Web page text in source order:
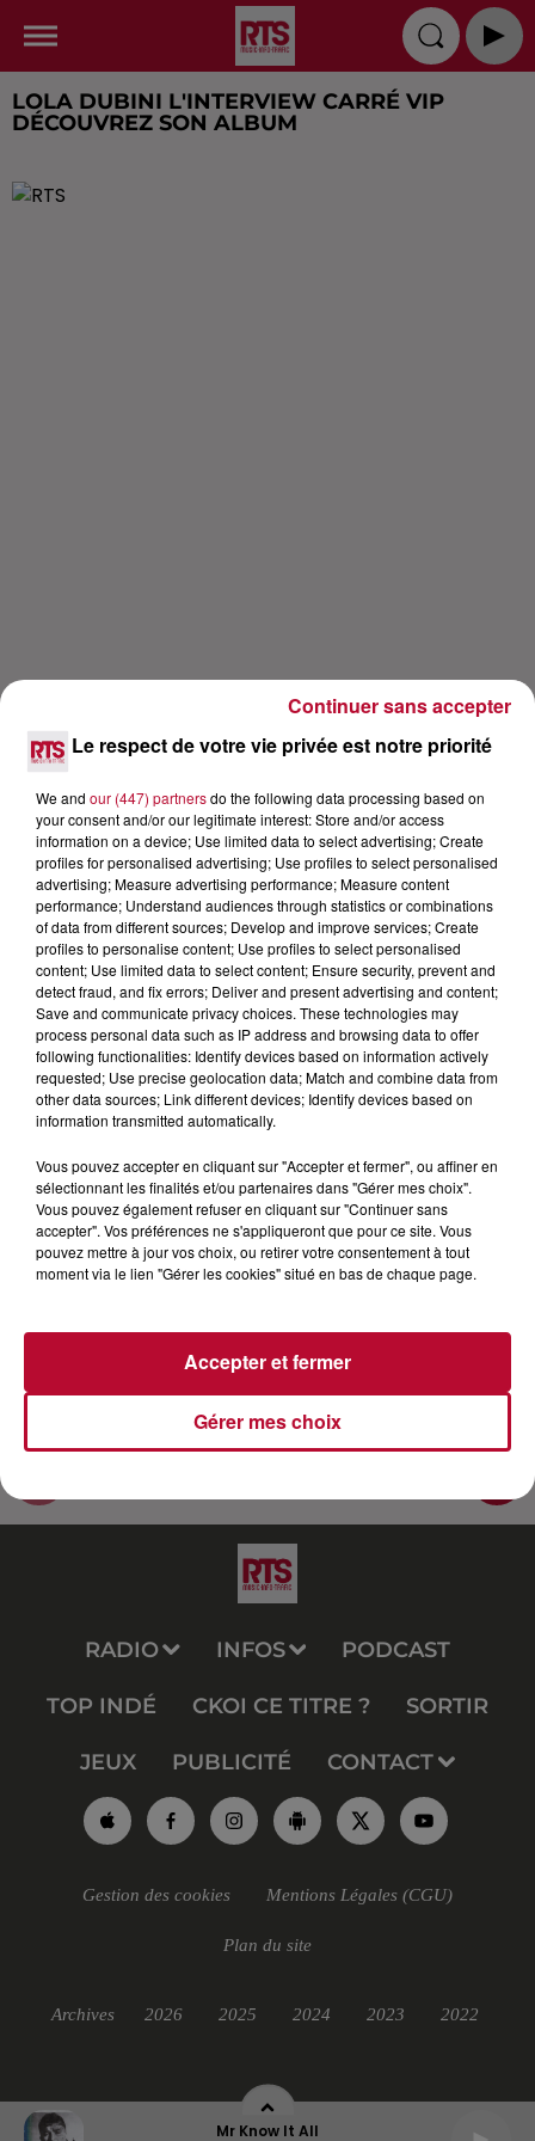
Mr Know It All
LOLA DUBINI L'INTERVIEW CARRÉ VIP
DÉCOUVREZ SON ALBUM
Lecture (39 min 46 sec)
RTS
18 mai 2021 - 39 min 46 sec
LOLA DUBINI L'INTERVIEW CARRÉ VIP
DÉCOUVREZ SON ALBUM
"Je te le dis" le premier album de Lola Dubini vient de
Pétillante, drôle, talentueuse, les superlatifs ne
manquent pas tant cette jeune femme nous a
marquée. Nos réseaux : Site : https:www.rtsfm.com
Facebook : https://www.facebook.com/rtslaradiodu...
Insta : https://instagram.com/rtslaradiodusud​ Twitter
RADIO INFOS PODCAST
TOP INDÉ CKOI CE TITRE ? SORTIR
JEUX PUBLICITÉ CONTACT
Gestion des cookies Mentions Légales (CGU)
Plan du site
Archives 2026 2025 2024 2023 2022
Le respect de votre vie privée est notre priorité
We and our (447) partnersdo the following data processing based on
your consent and/or our legitimate interest: Store and/or access
information on a device; Use limited data to select advertising; Create
profiles for personalised advertising; Use profiles to select personalised
advertising; Measure advertising performance; Measure content
performance; Understand audiences through statistics or combinations
of data from different sources; Develop and improve services; Create
profiles to personalise content; Use profiles to select personalised
content; Use limited data to select content; Ensure security, prevent and
detect fraud, and fix errors; Deliver and present advertising and content;
Save and communicate privacy choices. These technologies may
process personal data such as IP address and browsing data to offer
following functionalities: Identify devices based on information actively
requested; Use precise geolocation data; Match and combine data from
other data sources; Link different devices; Identify devices based on
information transmitted automatically.
Vous pouvez accepter en cliquant sur "Accepter et fermer", ou affiner en
sélectionnant les finalités et/ou partenaires dans "Gérer mes choix".
Vous pouvez également refuser en cliquant sur "Continuer sans
accepter". Vos préférences ne s'appliqueront que pour ce site. Vous
pouvez mettre à jour vos choix, ou retirer votre consentement à tout
moment via le lien "Gérer les cookies" situé en bas de chaque page.
Gérer mes choix
Accepter et fermer
Continuer sans accepter